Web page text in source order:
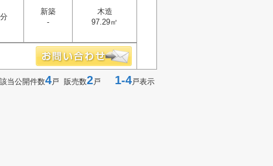
新築
-
木造
97.29㎡
該当公開件数4戸 販売数2戸 1-4戸表示